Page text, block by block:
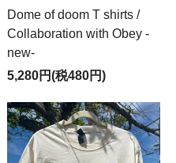
Dome of doom T shirts /
Collaboration with Obey -
new-
5,280円(税480円)